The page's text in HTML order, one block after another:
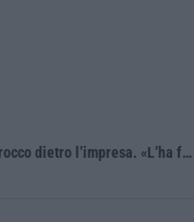
Cedir di Reggio, l’appalto da 4 milioni e il controllo occulto di Scirocco dietro l’impresa. «L’ha fatto Franco, non l’ho fatto io»